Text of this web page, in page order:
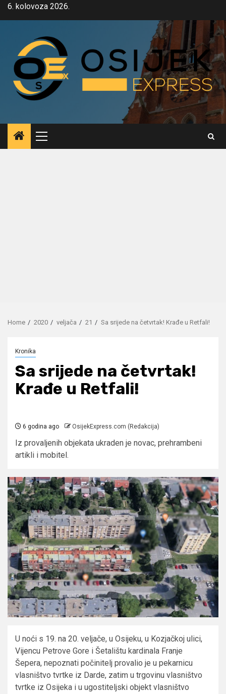
Skip6. kolovoza 2026.
Primary
Menu
Home 2020 veljača 21 Sa srijede na četvrtak! Krađe u Retfali!
Kronika
Sa srijede na četvrtak!
Krađe u Retfali!
6 godina ago OsijekExpress.com (Redakcija)
Iz provaljenih objekata ukraden je novac, prehrambeni
artikli i mobitel.
U noći s 19. na 20. veljače, u Osijeku, u Kozjačkoj ulici,
Vijencu Petrove Gore i Šetalištu kardinala Franje
Šepera, nepoznati počinitelj provalio je u pekarnicu
vlasništvo tvrtke iz Darde, zatim u trgovinu vlasništvo
tvrtke iz Osijeka i u ugostiteljski objekt vlasništvo